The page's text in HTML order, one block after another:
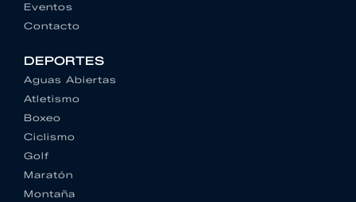
Eventos
Contacto
DEPORTES
Aguas Abiertas
Atletismo
Boxeo
Ciclismo
Golf
Maratón
Montaña